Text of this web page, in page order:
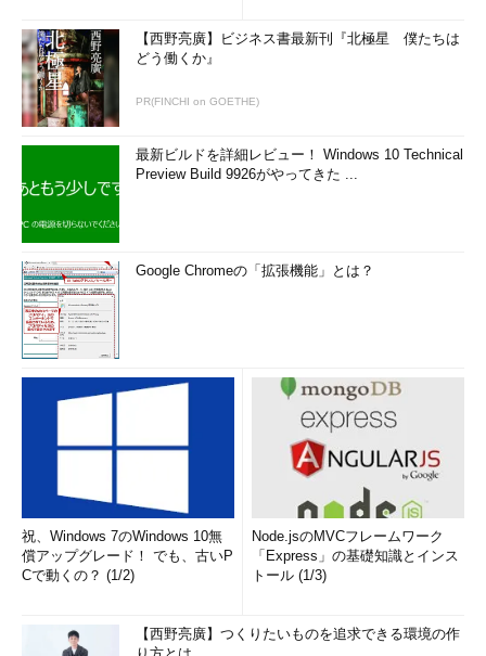
【西野亮廣】ビジネス書最新刊『北極星 僕たちは
どう働くか』
PR(FINCHI on GOETHE)
最新ビルドを詳細レビュー！ Windows 10 Technical
Preview Build 9926がやってきた ...
Google Chromeの「拡張機能」とは？
祝、Windows 7のWindows 10無
償アップグレード！ でも、古いP
Cで動くの？ (1/2)
Node.jsのMVCフレームワーク
「Express」の基礎知識とインス
トール (1/3)
【西野亮廣】つくりたいものを追求できる環境の作